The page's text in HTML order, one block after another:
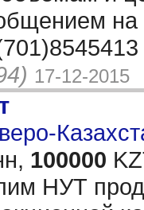
на
17-12-2015
100000
НУТ